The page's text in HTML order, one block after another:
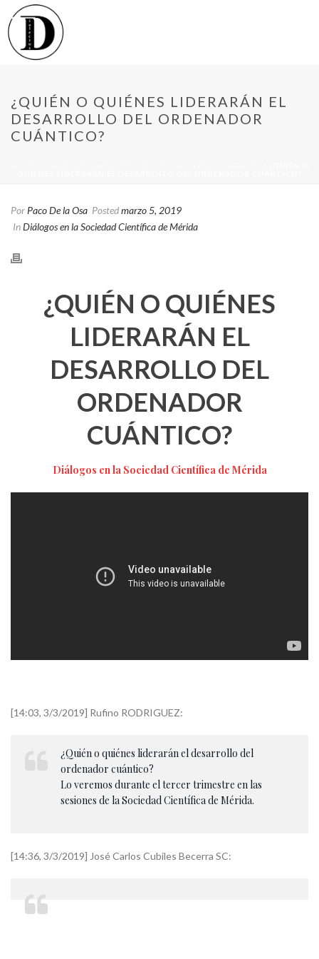
¿QUIÉN O QUIÉNES LIDERARÁN EL
DESARROLLO DEL ORDENADOR
CUÁNTICO?
Por Paco De la Osa Postedmarzo 5, 2019
InDiálogos en la Sociedad Científica de Mérida
¿QUIÉN O QUIÉNES
LIDERARÁN EL
DESARROLLO DEL
ORDENADOR
CUÁNTICO?
Diálogos en la Sociedad Científica de Mérida
[14:03, 3/3/2019] Rufino RODRIGUEZ:
¿Quién o quiénes liderarán el desarrollo del
ordenador cuántico?
Lo veremos durante el tercer trimestre en las
sesiones de la Sociedad Científica de Mérida.
[14:36, 3/3/2019] José Carlos Cubiles Becerra SC: